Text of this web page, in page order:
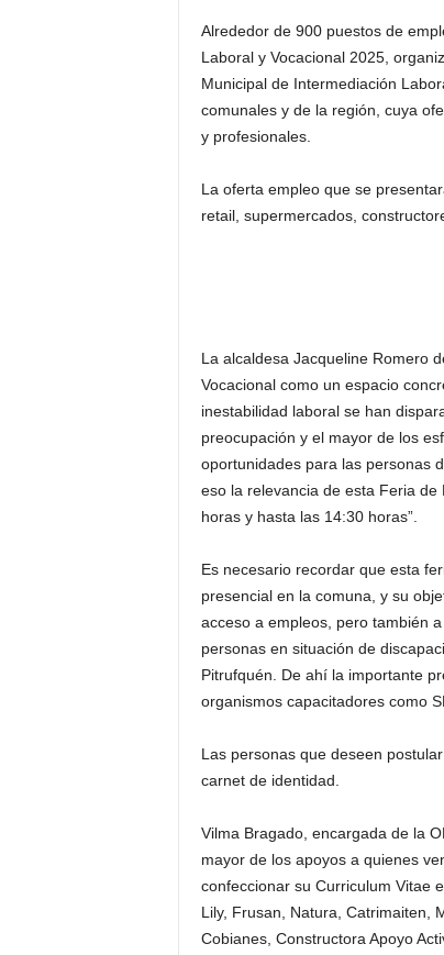
Alrededor de 900 puestos de
Laboral y Vocacional 2025,
Municipal de Intermediación
comunales y de la región, cuya
y profesionales.
La oferta empleo que se
retail, supermercados,
La alcaldesa Jacqueline Romero
Vocacional como un espacio
inestabilidad laboral se han
preocupación y el mayor de los
oportunidades para las personas
eso la relevancia de esta Feria
horas y hasta las 14:30 horas”.
Es necesario recordar que esta
presencial en la comuna, y su
acceso a empleos, pero también
personas en situación de
Pitrufquén. De ahí la importante
organismos capacitadores como
Las personas que deseen
carnet de identidad.
Vilma Bragado, encargada de la
mayor de los apoyos a quienes
confeccionar su Curriculum Vitae
Lily, Frusan, Natura, Catrimaiten,
Cobianes, Constructora Apoyo